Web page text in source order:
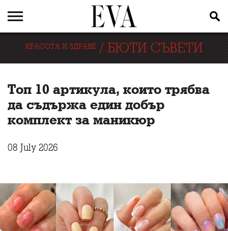
КРАСОТА И ЗДРАВЕ/ БЮТИ СЪВЕТИ
Топ 10 артикула, които трябва
да съдържа един добър
комплект за маникюр
08 July 2026